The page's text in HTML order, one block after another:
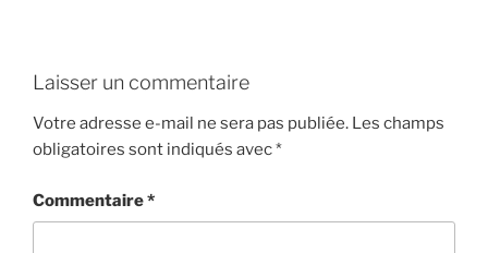
Laisser un commentaire
Votre adresse e-mail ne sera pas publiée. Les champs
obligatoires sont indiqués avec*
Commentaire*